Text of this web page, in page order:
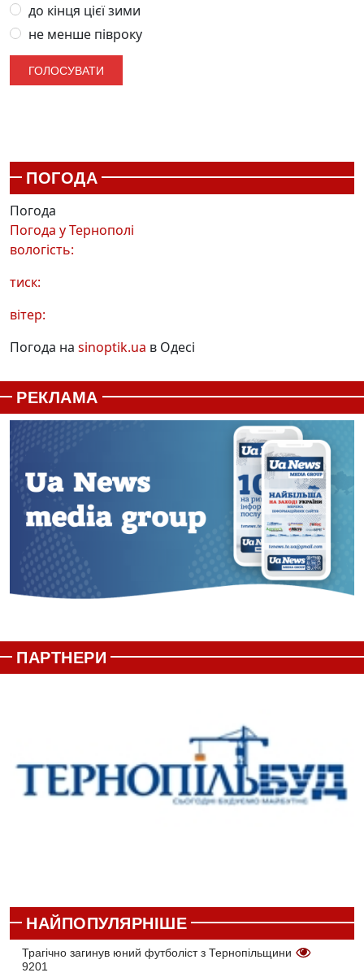
до кінця цієї зими
не менше півроку
ПОГОДА
Погода
Погода уТернополі
вологість:
тиск:
вітер:
Погода на sinoptik.ua в Одесі
РЕКЛАМА
ПАРТНЕРИ
НАЙПОПУЛЯРНІШЕ
Трагічно загинув юний футболіст з Тернопільщини
9201